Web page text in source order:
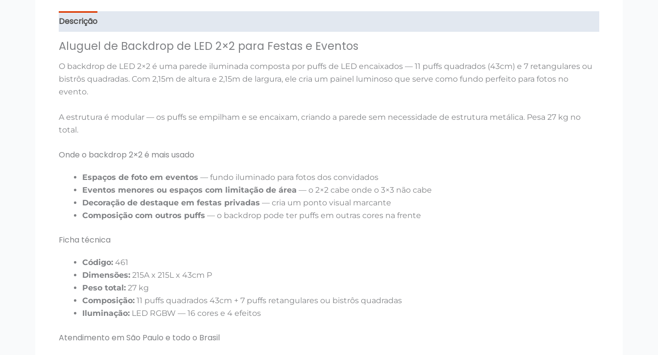
Descrição
Aluguel de Backdrop de LED 2×2 para Festas e Eventos
O backdrop de LED 2×2 é uma parede iluminada composta por puffs de LED encaixados — 11 puffs quadrados (43cm) e 7 retangulares ou
bistrôs quadradas. Com 2,15m de altura e 2,15m de largura, ele cria um painel luminoso que serve como fundo perfeito para fotos no
evento.
A estrutura é modular — os puffs se empilham e se encaixam, criando a parede sem necessidade de estrutura metálica. Pesa 27 kg no
total.
Onde o backdrop 2×2 é mais usado
Espaços de foto em eventos — fundo iluminado para fotos dos convidados
Eventos menores ou espaços com limitação de área — o 2×2 cabe onde o 3×3 não cabe
Decoração de destaque em festas privadas — cria um ponto visual marcante
Composição com outros puffs — o backdrop pode ter puffs em outras cores na frente
Ficha técnica
Código: 461
Dimensões: 215A x 215L x 43cm P
Peso total: 27 kg
Composição: 11 puffs quadrados 43cm + 7 puffs retangulares ou bistrôs quadradas
Iluminação: LED RGBW — 16 cores e 4 efeitos
Atendimento em São Paulo e todo o Brasil